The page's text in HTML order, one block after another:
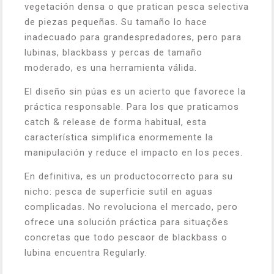
vegetación densa o que pratican pesca selectiva
de piezas pequeñas. Su tamaño lo hace
inadecuado para grandespredadores, pero para
lubinas, blackbass y percas de tamaño
moderado, es una herramienta válida.
El diseño sin púas es un acierto que favorece la
práctica responsable. Para los que praticamos
catch & release de forma habitual, esta
característica simplifica enormemente la
manipulación y reduce el impacto en los peces.
En definitiva, es un productocorrecto para su
nicho: pesca de superficie sutil en aguas
complicadas. No revoluciona el mercado, pero
ofrece una solución práctica para situações
concretas que todo pescaor de blackbass o
lubina encuentra Regularly.